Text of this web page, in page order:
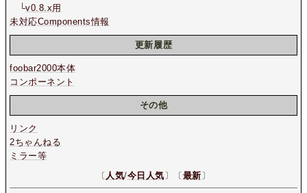
└v0.8.x用
未対応Components情報
更新履歴
foobar2000本体
コンポーネント
その他
リンク
2ちゃんねる
ミラー等
〔 人気/今日人気 〕〔 最新 〕